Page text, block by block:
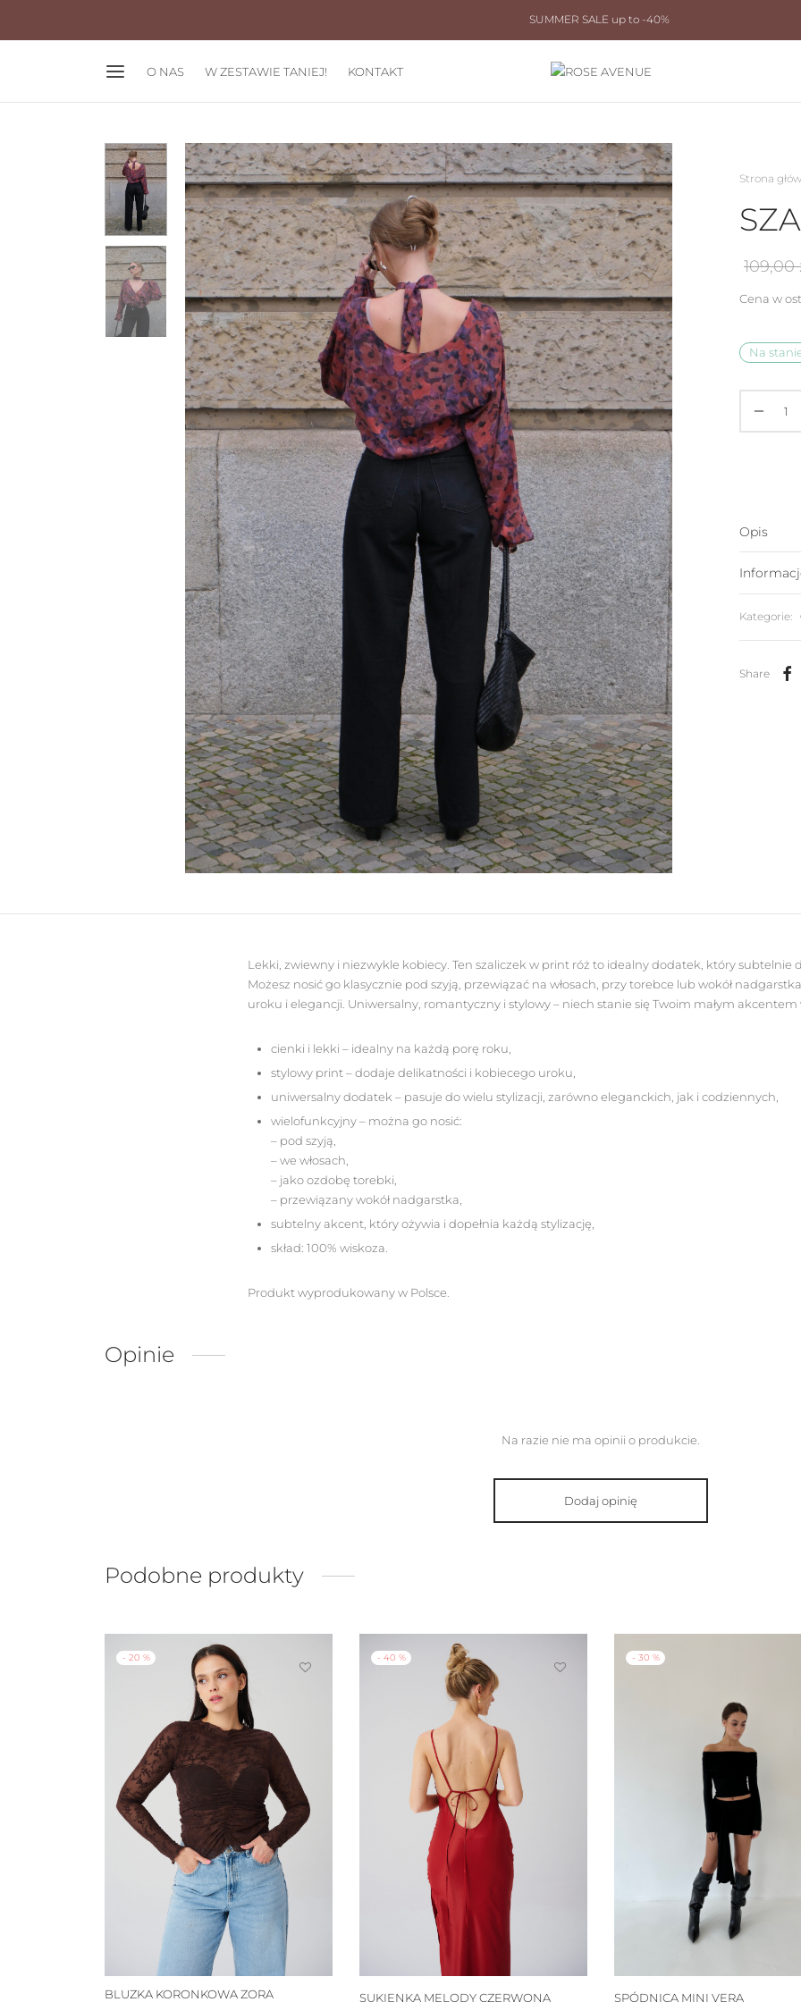
SUMMER SALE up to -40%
O NAS W ZESTAWIE TANIEJ! KONTAKT
Strona
109,00
Cena w
Na
Opis
Kategorie:
Share
Lekki, zwiewny i niezwykle kobiecy. Ten szaliczek w print róż to idealny dodatek, który subtelnie
Możesz nosić go klasycznie pod szyją, przewiązać na włosach, przy torebce lub wokół
uroku i elegancji. Uniwersalny, romantyczny i stylowy – niech stanie się Twoim małym
cienki i lekki – idealny na każdą porę roku,
stylowy print – dodaje delikatności i kobiecego uroku,
uniwersalny dodatek – pasuje do wielu stylizacji, zarówno eleganckich, jak i codziennych,
wielofunkcyjny – można go nosić:
– pod szyją,
– we włosach,
– jako ozdobę torebki,
– przewiązany wokół nadgarstka,
subtelny akcent, który ożywia i dopełnia każdą stylizację,
skład: 100% wiskoza.
Produkt wyprodukowany w Polsce.
Opinie
Na razie nie ma opinii o produkcie.
Dodaj opinię
Podobne produkty
- 20 %
BLUZKA KORONKOWA ZORA
- 40 %
SUKIENKA MELODY CZERWONA
- 30 %
SPÓDNICA MINI VERA